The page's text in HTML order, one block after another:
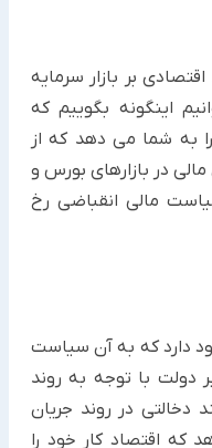
بر بازار سرمایه
اینگونه بگوییم که
به شما می دهد که از
در بازارهای بورس و
مالی انقباضی رخ
دارد که به آن سیاست
با توجه به روند
در روند جریان
که اقتصاد کار خود را